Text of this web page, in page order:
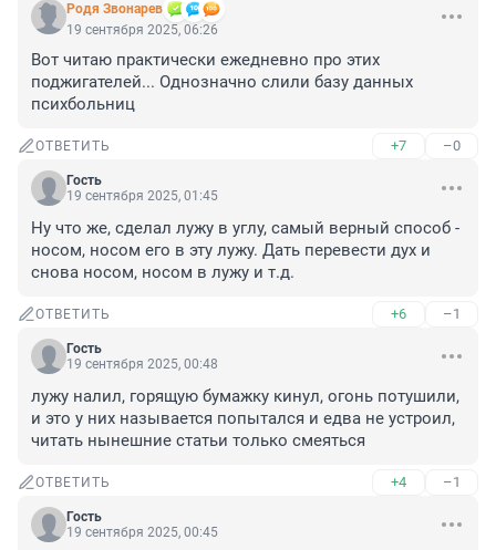
Родя Звонарев
19 сентября 2025, 06:26
Вот читаю практически ежедневно про этих
поджигателей... Однозначно слили базу данных
психбольниц
ОТВЕТИТЬ +7 –0
Гость
19 сентября 2025, 01:45
Ну что же, сделал лужу в углу, самый верный способ -
носом, носом его в эту лужу. Дать перевести дух и
снова носом, носом в лужу и т.д.
ОТВЕТИТЬ +6 –1
Гость
19 сентября 2025, 00:48
лужу налил, горящую бумажку кинул, огонь потушили,
и это у них называется попытался и едва не устроил,
читать нынешние статьи только смеяться
ОТВЕТИТЬ +4 –1
Гость
19 сентября 2025, 00:45